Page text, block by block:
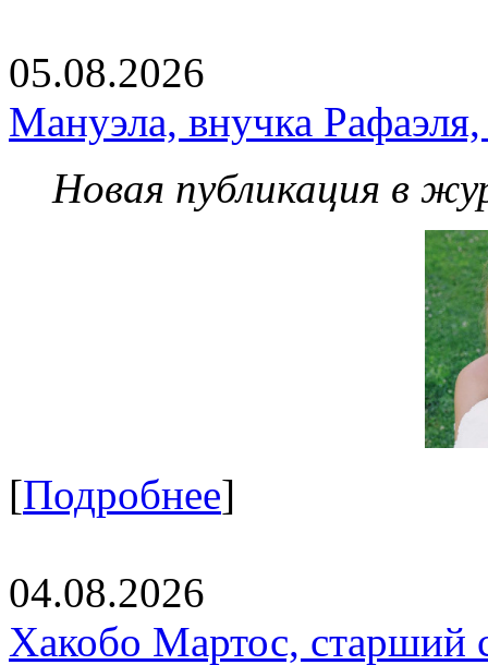
05.08.2026
Мануэла, внучка
Новая публикация в
[Подробнее]
04.08.2026
Хакобо Мартос, старший